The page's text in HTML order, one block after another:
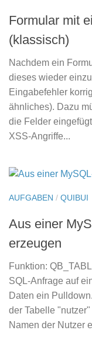
Formular mit
(klassisch)
Nachdem ein
dieses wieder
Eingabefehler
ähnliches). Dazu
die Felder
XSS-Angriffe...
AUFGABEN / QUIBUI
Aus einer
erzeugen
Funktion:
SQL-Anfrage auf
Daten ein
der Tabelle
Namen der Nutzer